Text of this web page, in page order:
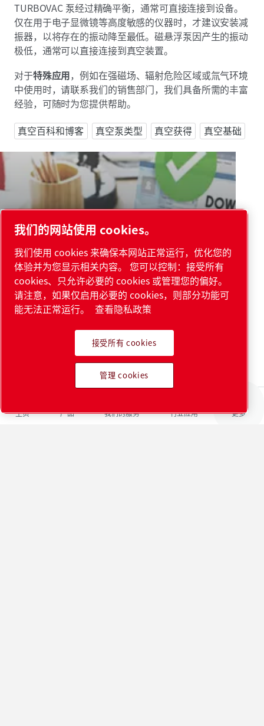
TURBOVAC 泵经过精确平衡，通常可直接连接到设备。
仅在用于电子显微镜等高度敏感的仪器时，才建议安装减
振器，以将存在的振动降至最低。磁悬浮泵因产生的振动
极低，通常可以直接连接到真空装置。
对于特殊应用，例如在强磁场、辐射危险区域或氚气环境
中使用时，请联系我们的销售部门，我们具备所需的丰富
经验，可随时为您提供帮助。
真空百科和博客
真空泵类型 真空获得 真空基础
真空获得
真空技术基础知识
下载我们的电子书《真空技术基础知识》，了解真空泵的
查看电子书
主页 产品 我们的服务 行业应用 更多
我们的网站使用 cookies。
我们使用 cookies 来确保本网站正常运行，优化您的
体验并为您显示相关内容。 您可以控制：接受所有
cookies、只允许必要的 cookies 或管理您的偏好。
请注意，如果仅启用必要的 cookies，则部分功能可
能无法正常运行。
查看隐私政策
接受所有 cookies
管理 cookies